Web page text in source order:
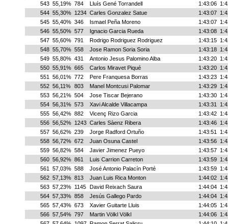
543 55,19% 784 Lluís Gené Torrandell 1:43:06
544 55,30% 1234 Carles Gonzalez Satue 1:43:07
545 55,40% 346 Ismael Peña Moreno 1:43:07
546 55,50% 577 Ignacio Garcia Rueda 1:43:08
547 55,60% 791 Rodrigo Rodriguez Rodriguez 1:43:15
548 55,70% 558 Jose Ramon Soria Soria 1:43:18
549 55,80% 431 Antonio Jesus Palomino Alba 1:43:20
550 55,91% 665 Carlos Miravet Piqué 1:43:20
551
56,01% 772 Pere Franquesa Borras 1:43:23
552 56,11% 803 Manel Montcusi Palomar 1:43:29
553 56,21% 504 Jose Tiscar Bejerano 1:43:30
554 56,31% 573 Xavi Alcalde Villacampa 1:43:31
555 56,42% 882 Vicenç Rizo Garcia 1:43:42
556 56,52% 1243 Carles Sàenz Ribera 1:43:46
557 56,62% 239 Jorge Radford Ortuño 1:43:51
558 56,72% 672 Juan Osuna Castel 1:43:56
559 56,82% 584 Javier Jimenez Pueyo 1:43:57
560 56,92% 861 Luis Carrion Carreton 1:43:59
561
57,03% 588 José Antonio Palacín Porté 1:43:59
562 57,13% 813 Juan Luis Rica Monton 1:44:02
563 57,23% 1145 David Reixach Saura 1:44:04
564 57,33% 858 Jesús Gallego Pardo 1:44:04
565 57,43% 673 Xavier Guitarte Lluis 1:44:05
566 57,54% 797 Martin Völkl Völkl 1:44:06